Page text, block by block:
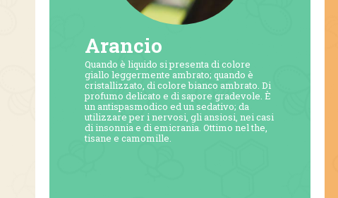
Arancio
Quando è liquido si presenta di colore
giallo leggermente ambrato; quando è
cristallizzato, di colore bianco ambrato. Di
profumo delicato e di sapore gradevole. È
un antispasmodico ed un sedativo; da
utilizzare per i nervosi, gli ansiosi, nei casi
di insonnia e di emicrania. Ottimo nel the,
tisane e camomille.